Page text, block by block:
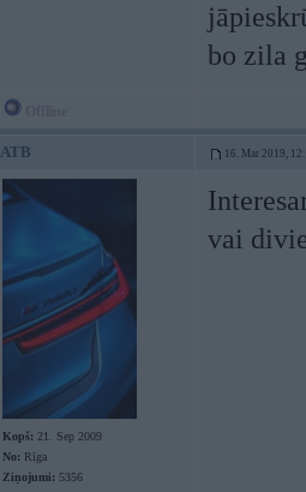
bo zila
ATB 16. Mar 2019,
Kopš: 21. Sep 2009
No: Rīga
Ziņojumi: 5356
vai